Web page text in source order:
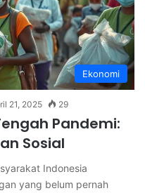
Ekonomi
21, 2025 29
Pandemi:
Sosial
Indonesia
yang belum pernah